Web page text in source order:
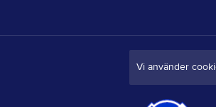
Vi använder